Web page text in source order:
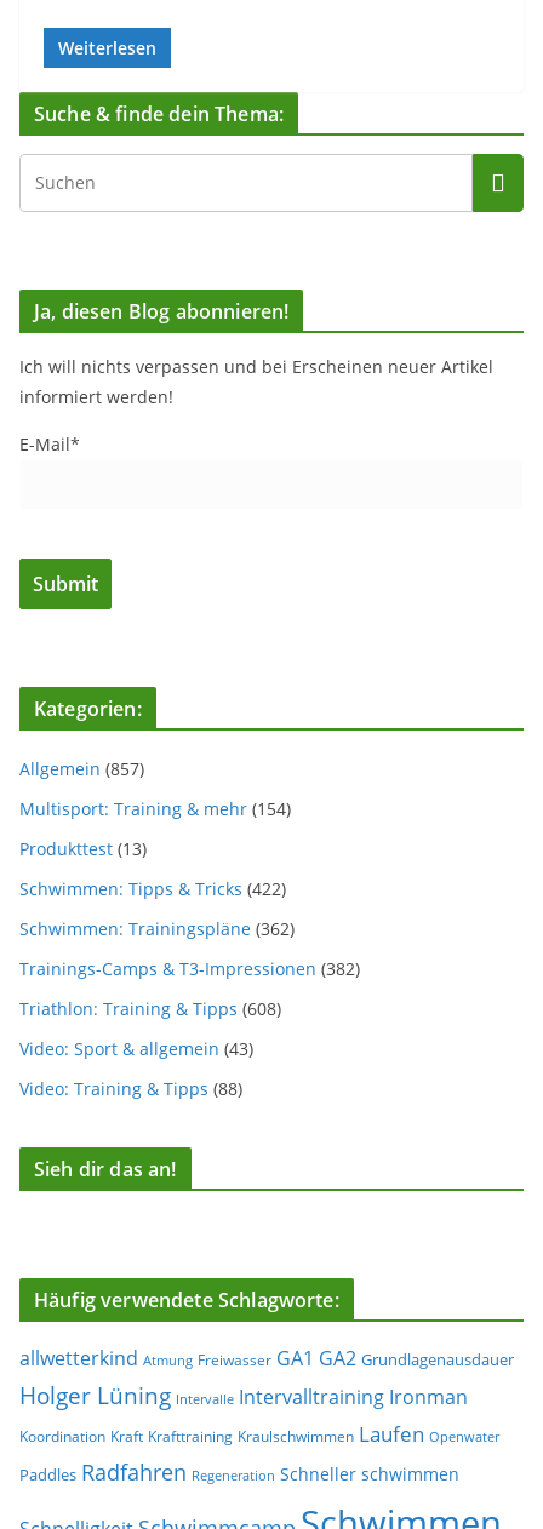
Weiterlesen
Suche & finde dein Thema:
Ja, diesen Blog abonnieren!
Ich will nichts verpassen und bei Erscheinen neuer Artikel
informiert werden!
E-Mail*
Kategorien:
Allgemein (857)
Multisport: Training & mehr (154)
Produkttest (13)
Schwimmen: Tipps & Tricks (422)
Schwimmen: Trainingspläne (362)
Trainings-Camps & T3-Impressionen (382)
Triathlon: Training & Tipps (608)
Video: Sport & allgemein (43)
Video: Training & Tipps (88)
Sieh dir das an!
Häufig verwendete Schlagworte:
allwetterkind Atmung Freiwasser GA1 GA2 Grundlagenausdauer
Holger Lüning Intervalle Intervalltraining Ironman
Koordination Kraft Krafttraining Kraulschwimmen Laufen Openwater
Paddles Radfahren Regeneration Schneller schwimmen